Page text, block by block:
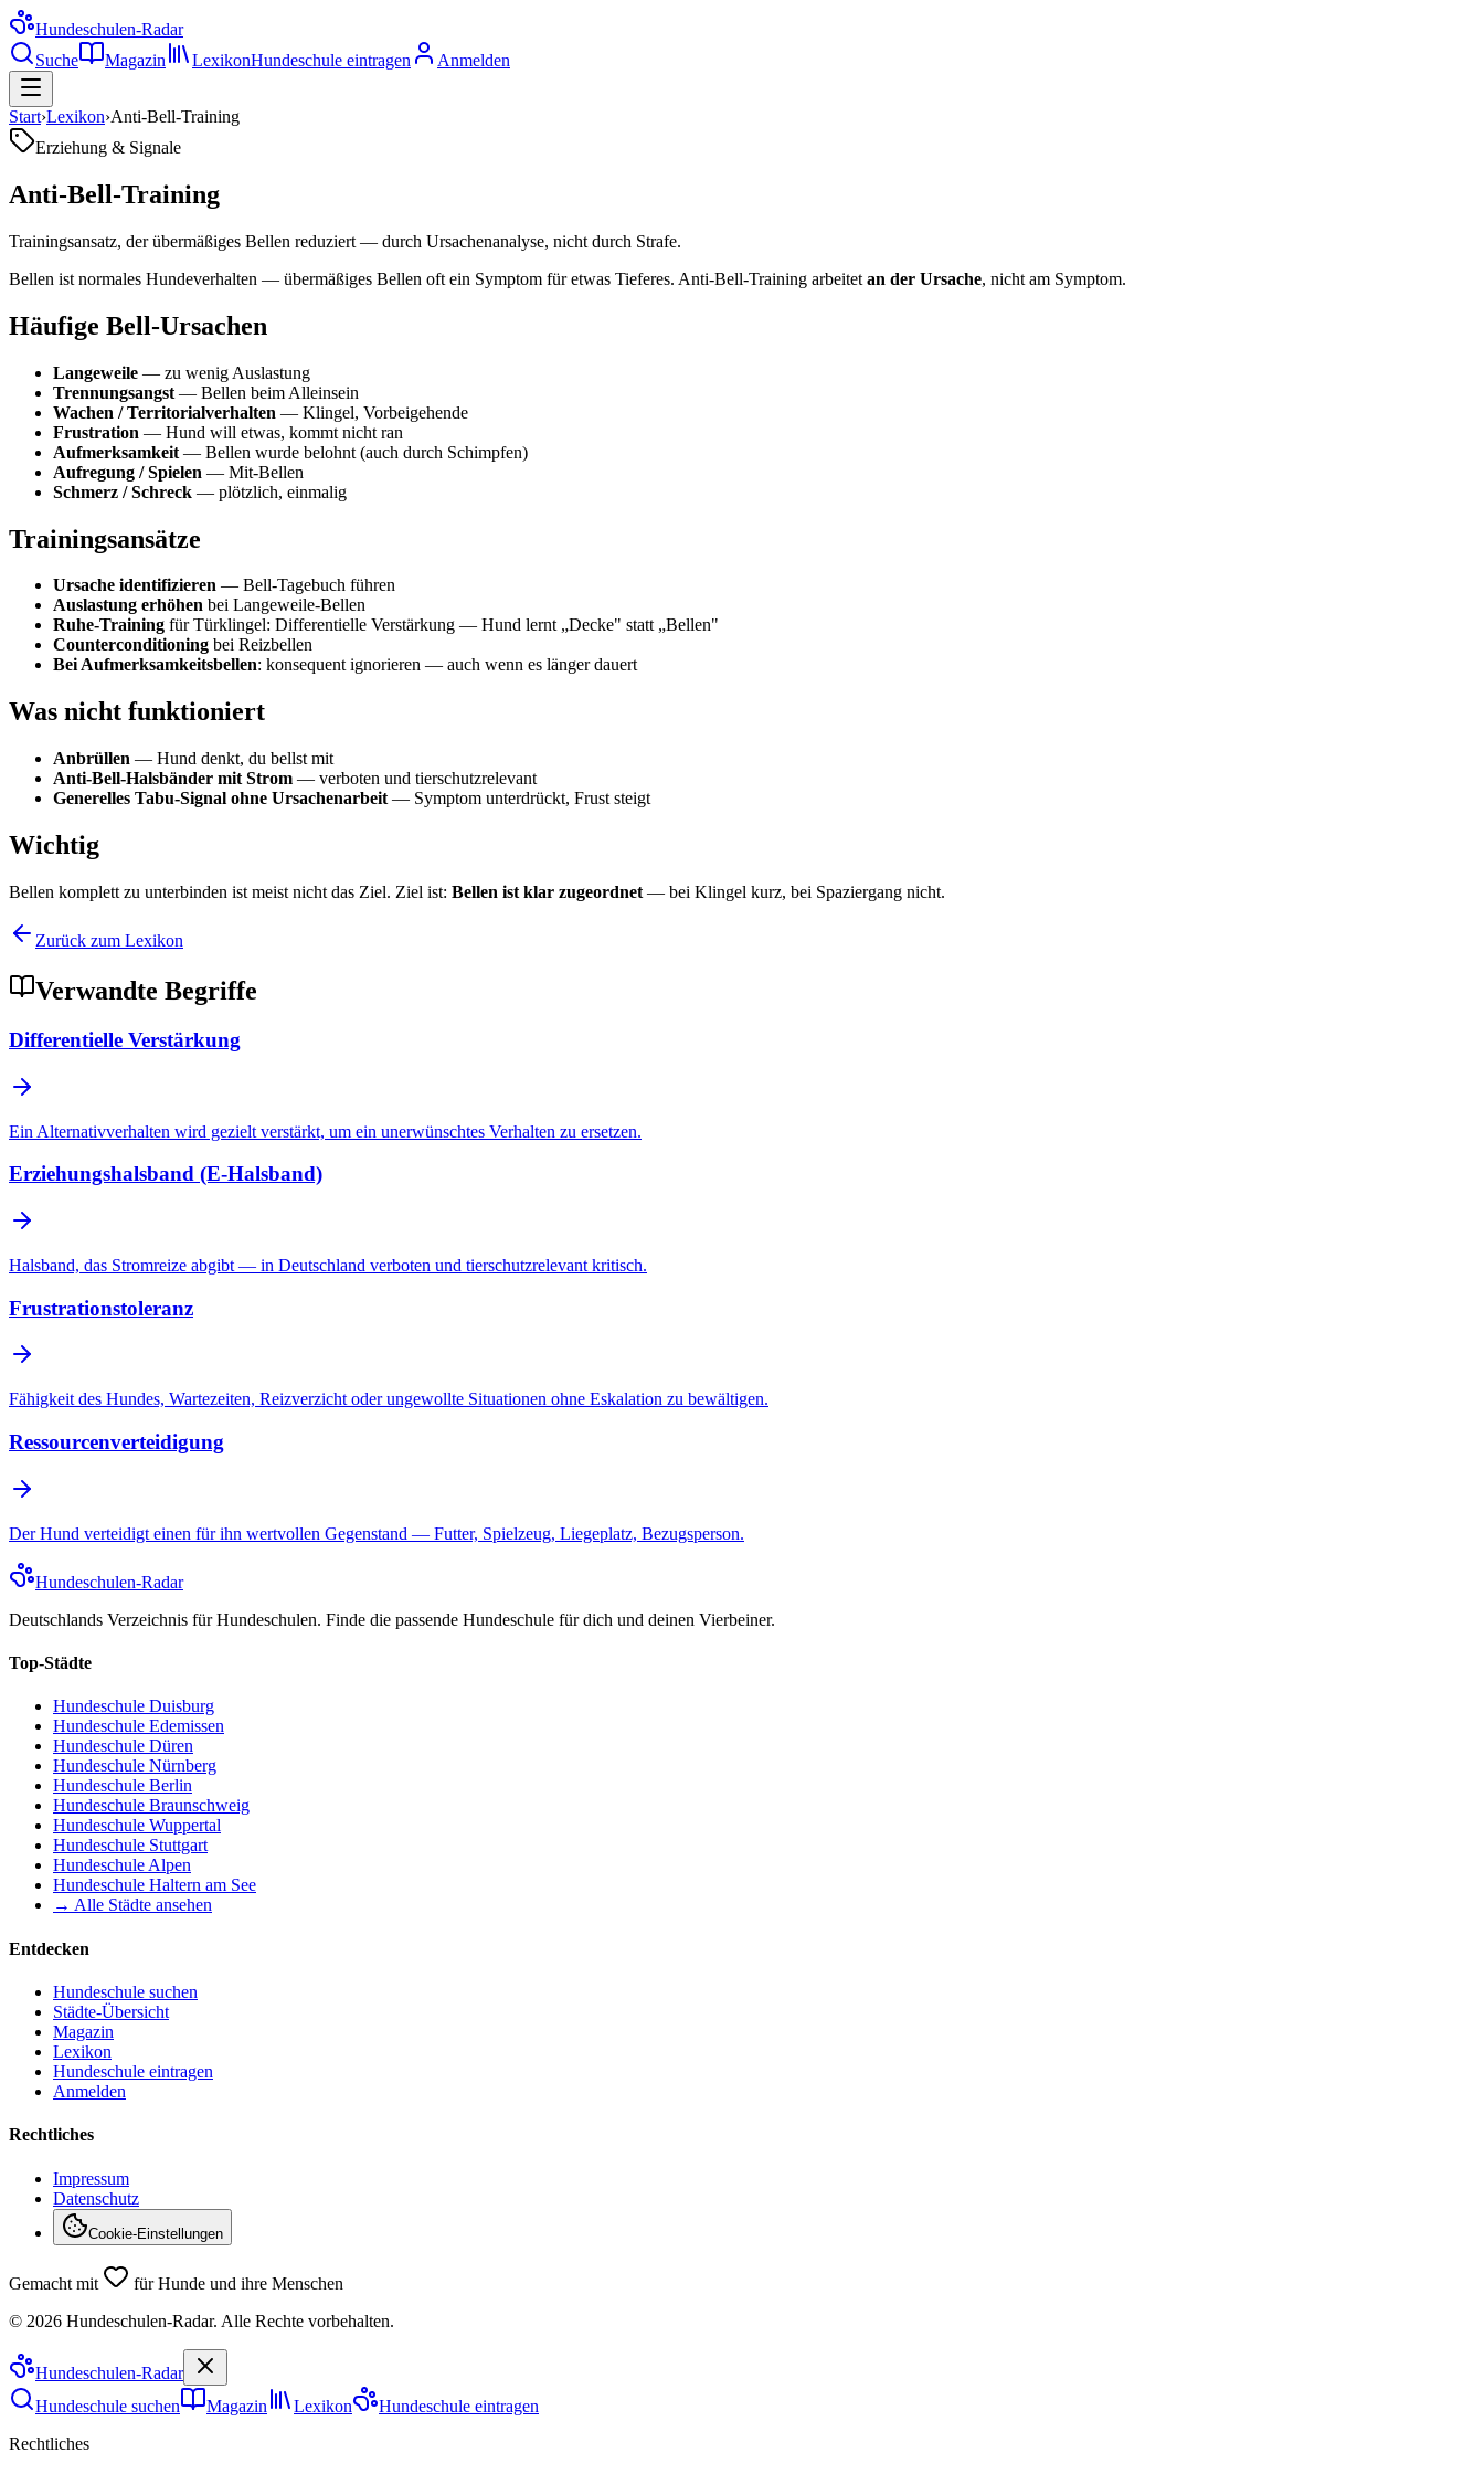
Hundeschulen-Radar
Suche
Magazin LexikonHundeschule eintragen Anmelden
Start›Lexikon›Anti-Bell-Training
Erziehung & Signale
Anti-Bell-Training
Trainingsansatz, der übermäßiges Bellen reduziert — durch Ursachenanalyse, nicht durch Strafe.
Bellen ist normales Hundeverhalten — übermäßiges Bellen oft ein Symptom für etwas Tieferes. Anti-Bell-Training arbeitet an der Ursache, nicht am Symptom.
Häufige Bell-Ursachen
Langeweile — zu wenig Auslastung
Trennungsangst — Bellen beim Alleinsein
Wachen / Territorialverhalten — Klingel, Vorbeigehende
Frustration — Hund will etwas, kommt nicht ran
Aufmerksamkeit — Bellen wurde belohnt (auch durch Schimpfen)
Aufregung / Spielen — Mit-Bellen
Schmerz / Schreck — plötzlich, einmalig
Trainingsansätze
Ursache identifizieren — Bell-Tagebuch führen
Auslastung erhöhen bei Langeweile-Bellen
Ruhe-Training für Türklingel: Differentielle Verstärkung — Hund lernt „Decke" statt „Bellen"
Counterconditioning bei Reizbellen
Bei Aufmerksamkeitsbellen: konsequent ignorieren — auch wenn es länger dauert
Was nicht funktioniert
Anbrüllen — Hund denkt, du bellst mit
Anti-Bell-Halsbänder mit Strom — verboten und tierschutzrelevant
Generelles Tabu-Signal ohne Ursachenarbeit — Symptom unterdrückt, Frust steigt
Wichtig
Bellen komplett zu unterbinden ist meist nicht das Ziel. Ziel ist: Bellen ist klar zugeordnet — bei Klingel kurz, bei Spaziergang nicht.
Zurück zum Lexikon
Verwandte Begriffe
Differentielle Verstärkung
Ein Alternativverhalten wird gezielt verstärkt, um ein unerwünschtes Verhalten zu ersetzen.
Erziehungshalsband (E-Halsband)
Halsband, das Stromreize abgibt — in Deutschland verboten und tierschutzrelevant kritisch.
Frustrationstoleranz
Fähigkeit des Hundes, Wartezeiten, Reizverzicht oder ungewollte Situationen ohne Eskalation zu bewältigen.
Ressourcenverteidigung
Der Hund verteidigt einen für ihn wertvollen Gegenstand — Futter, Spielzeug, Liegeplatz, Bezugsperson.
Hundeschulen-Radar
Deutschlands Verzeichnis für Hundeschulen. Finde die passende Hundeschule für dich und deinen Vierbeiner.
Top-Städte
Hundeschule Duisburg
Hundeschule Edemissen
Hundeschule Düren
Hundeschule Nürnberg
Hundeschule Berlin
Hundeschule Braunschweig
Hundeschule Wuppertal
Hundeschule Stuttgart
HundeschuleAlpen
Hundeschule Haltern am See
→ Alle Städte ansehen
Entdecken
Hundeschule suchen
Städte-Übersicht
Magazin
Lexikon
Hundeschule eintragen
Anmelden
Rechtliches
Impressum
Datenschutz
Cookie-Einstellungen
Gemacht mit
für Hunde und ihre Menschen
© 2026 Hundeschulen-Radar. Alle Rechte vorbehalten.
Hundeschulen-Radar
Hundeschule suchen
Magazin Lexikon
Hundeschule eintragen
Rechtliches